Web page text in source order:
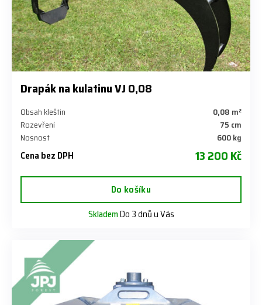
Drapák na kulatinu VJ 0,08
Obsah kleštin
0,08 m²
Rozevření
75 cm
Nosnost
600 kg
Cena bez DPH 13 200 Kč
Do košíku
SklademDo 3 dnů u Vás